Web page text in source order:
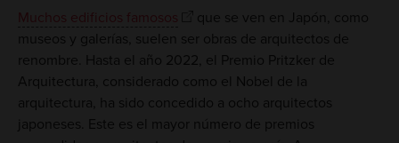
Muchos edificios famosos
que se ven en Japón, como
museos y galerías, suelen ser obras de arquitectos de
renombre. Hasta el año 2022, el Premio Pritzker de
Arquitectura, considerado como el Nobel de la
arquitectura, ha sido concedido a ocho arquitectos
japoneses. Este es el mayor número de premios